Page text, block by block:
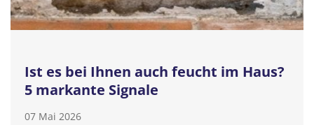
Ist es bei Ihnen auch feucht im Haus?
5 markante Signale
07 Mai 2026